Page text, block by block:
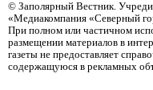
© Заполярный Вестник.
«Медиакомпания «Северный
При полном или частичном
размещении материалов в
газеты не предоставляет
содержащуюся в рекламных